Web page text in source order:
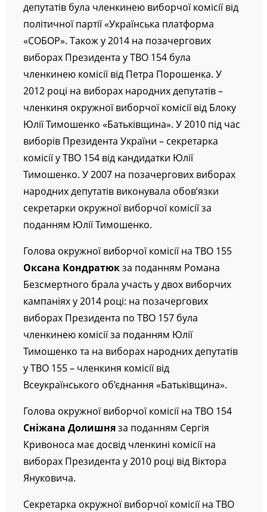
депутатів була членкинею виборчої комісії від
політичної партії «Українська платформа
«СОБОР». Також у 2014 на позачергових
виборах Президента у ТВО 154 була
членкинею комісії від Петра Порошенка. У
2012 році на виборах народних депутатів –
членкиня окружної виборчої комісії від Блоку
Юлії Тимошенко «Батьківщина». У 2010 під час
виборів Президента України – секретарка
комісії у ТВО 154 від кандидатки Юлії
Тимошенко. У 2007 на позачергових виборах
народних депутатів виконувала обов’язки
секретарки окружної виборчої комісії за
поданням Юлії Тимошенко.
Голова окружної виборчої комісії на ТВО 155
Оксана Кондратюкза поданням Романа
Безсмертного брала участь у двох виборчих
кампаніях у 2014 році: на позачергових
виборах Президента по ТВО 157 була
членкинею комісії за поданням Юлії
Тимошенко та на виборах народних депутатів
у ТВО 155 – членкиня комісії від
Всеукраїнського об’єднання «Батьківщина».
Голова окружної виборчої комісії на ТВО 154
Сніжана Долишняза поданням Сергія
Кривоноса має досвід членкині комісії на
виборах Президента у 2010 році від Віктора
Януковича.
Секретарка окружної виборчої комісії на ТВО